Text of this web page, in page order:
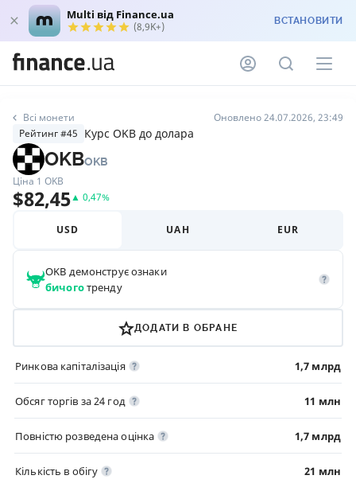
Multi від Finance.ua
(8,9K+) ВСТАНОВИТИ
Всі монети
Оновлено 24.07.2026, 23:49
Рейтинг #45 Курс OKB до долара
OKBOKB
Ціна 1 OKB
$82,45▲ 0,47%
USD UAH EUR
OKB демонструє ознаки
бичоготренду
ДОДАТИ В ОБРАНЕ
Ринкова капіталізація 1,7 млрд
Обсяг торгів за 24 год 11 млн
Повністю розведена оцінка 1,7 млрд
Кількість в обігу 21 млн